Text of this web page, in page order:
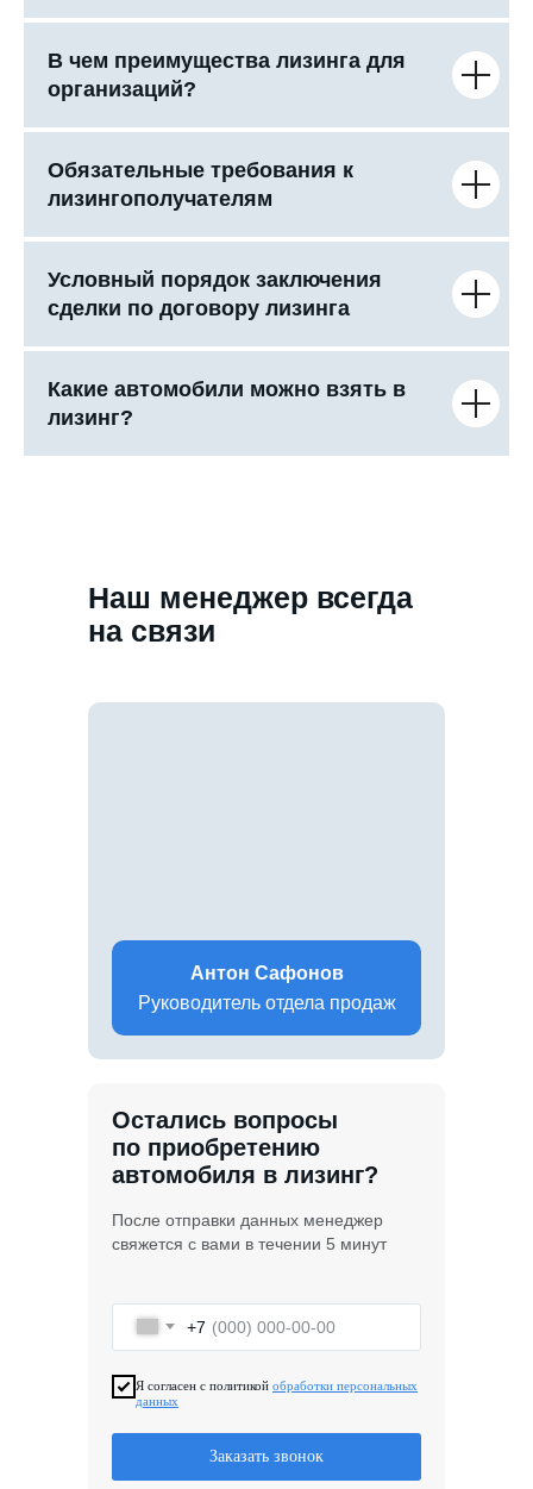
В чем преимущества лизинга для
организаций?
Обязательные требования к
лизингополучателям
Условный порядок заключения
сделки по договору лизинга
Какие автомобили можно взять в
лизинг?
Наш менеджер всегда
на связи
+7
Я согласен с политикой обработки персональных
данных
Заказать звонок
Остались вопросы
по приобретению
автомобиля в лизинг?
После отправки данных менеджер
свяжется с вами в течении 5 минут
Антон Сафонов
Руководитель отдела продаж